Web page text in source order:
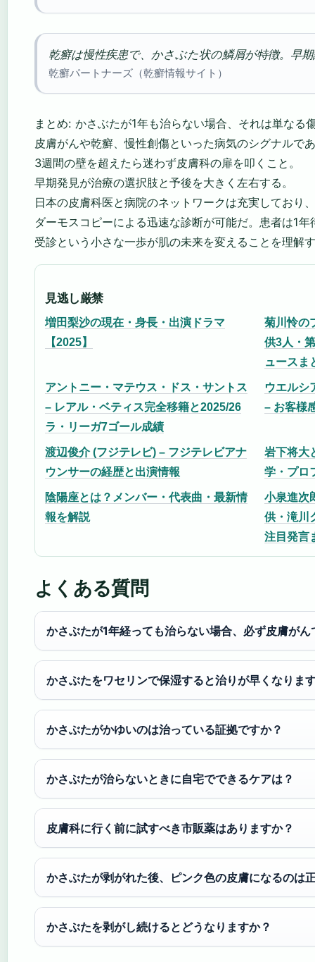
乾癬は慢性疾患で、かさぶた状の鱗屑が特徴。早
乾癬パートナーズ（乾癬情報サイト）
まとめ: かさぶたが1年も治らない場合、それは単なる
皮膚がんや乾癬、慢性創傷といった病気のシグナルで
3週間の壁を超えたら迷わず皮膚科の扉を叩くこと。
早期発見が治療の選択肢と予後を大きく左右する。
日本の皮膚科医と病院のネットワークは充実しており、
ダーモスコピーによる迅速な診断が可能だ。患者は1
受診という小さな一歩が肌の未来を変えることを理解
見逃し厳禁
増田梨沙の現在・身長・出演ドラマ
【2025】
菊川怜の
供3人・
ュースま
アントニー・マテウス・ドス・サントス
– レアル・ベティス完全移籍と2025/26
ラ・リーガ7ゴール成績
ウエルシ
– お客様
渡辺俊介 (フジテレビ) – フジテレビアナ
ウンサーの経歴と出演情報
岩下将大
学・プロ
陰陽座とは？メンバー・代表曲・最新情
報を解説
小泉進次
供・滝川
注目発言
よくある質問
かさぶたが1年経っても治らない場合、必ず皮膚がん
かさぶたをワセリンで保湿すると治りが早くなりま
かさぶたがかゆいのは治っている証拠ですか？
かさぶたが治らないときに自宅でできるケアは？
皮膚科に行く前に試すべき市販薬はありますか？
かさぶたが剥がれた後、ピンク色の皮膚になるのは
かさぶたを剥がし続けるとどうなりますか？